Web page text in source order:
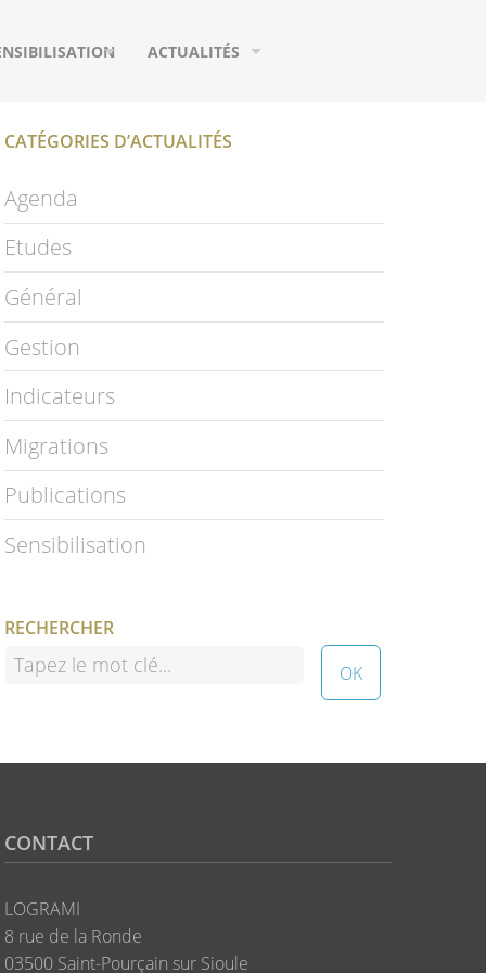
ACTUALITÉS
MIGRATIONS
CATÉGORIES D’ACTUALITÉS
Agenda
Etudes
Général
Gestion
Indicateurs
Migrations
Publications
Sensibilisation
RECHERCHER
CONTACT
LOGRAMI
8 rue de la Ronde
03500 Saint-Pourçain sur Sioule